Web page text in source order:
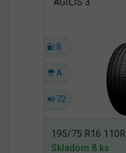
B
A
72
195/75 R16 110R
Skladom 8 ks